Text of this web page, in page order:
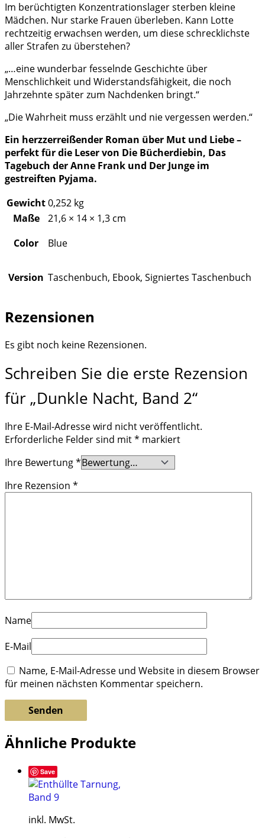
Im berüchtigten Konzentrationslager sterben kleine
Mädchen. Nur starke Frauen überleben. Kann Lotte
rechtzeitig erwachsen werden, um diese schrecklichste
aller Strafen zu überstehen?
„…eine wunderbar fesselnde Geschichte über
Menschlichkeit und Widerstandsfähigkeit, die noch
Jahrzehnte später zum Nachdenken bringt.“
„Die Wahrheit muss erzählt und nie vergessen werden.“
Ein herzzerreißender Roman über Mut und Liebe –
perfekt für die Leser von Die Bücherdiebin, Das
Tagebuch der Anne Frank und Der Junge im
gestreiften Pyjama.
Gewicht0,252 kg
Maße
21,6 × 14 × 1,3 cm
Color
Blue
Version Taschenbuch, Ebook, Signiertes Taschenbuch
Rezensionen
Es gibt noch keine Rezensionen.
Schreiben Sie die erste Rezension
für „Dunkle Nacht, Band 2“
Ihre E-Mail-Adresse wird nicht veröffentlicht.
Erforderliche Felder sind mit* markiert
Ihre Bewertung*
Ihre Rezension *
Name
E-Mail
Name, E-Mail-Adresse und Website in diesem Browser
für meinen nächsten Kommentar speichern.
Ähnliche Produkte
Save
inkl. MwSt.